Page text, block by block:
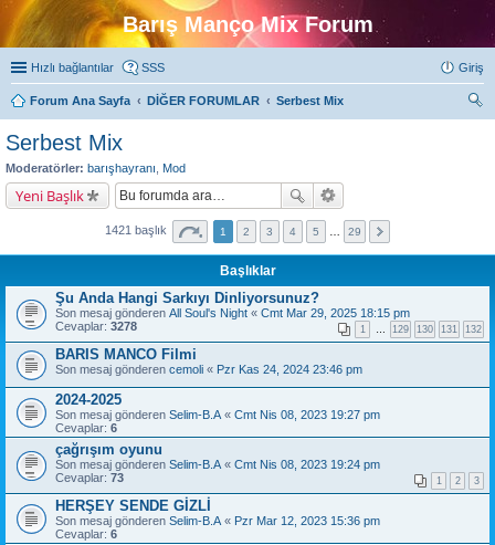
Barış Manço Mix Forum
Hızlı bağlantılar SSS Giriş
Forum Ana Sayfa DİĞER FORUMLAR
Serbest Mix
Serbest Mix
Moderatörler: barışhayranı Mod
Yeni Başlık
1421 başlık 1 2 3 4 5 29
Başlıklar
Şu Anda Hangi Sarkıyı Dinliyorsunuz?
Son mesaj gönderen All Soul's Night « Cmt Mar 29, 2025 18:15 pm
Cevaplar: 3278 1 129 130 131 132
BARIS MANCO Filmi
Son mesaj gönderen cemoli « Pzr Kas 24, 2024 23:46 pm
2024-2025
Son mesaj gönderen Selim-B.A « Cmt Nis 08, 2023 19:27 pm
Cevaplar: 6
çağrışım oyunu
Son mesaj gönderen Selim-B.A « Cmt Nis 08, 2023 19:24 pm
Cevaplar: 73 1 2 3
HERŞEY SENDE GİZLİ
Son mesaj gönderen Selim-B.A « Pzr Mar 12, 2023 15:36 pm
Cevaplar: 6